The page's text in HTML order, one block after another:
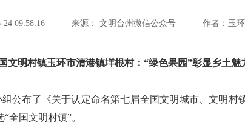
09:58:16 来源： 文明台州微信公众号 作者：玉
明村镇玉环市清港镇垟根村：“绿色果园”彰显乡土魅
布了《关于认定命名第七届全国文明城市、文明村
全国文明村镇”。